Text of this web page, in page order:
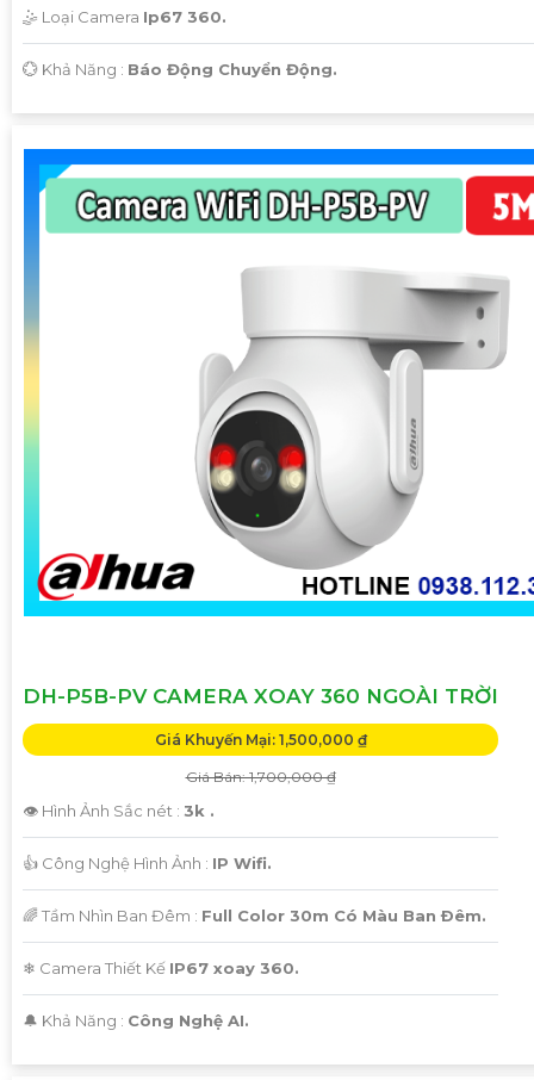
🤹 Loại Camera Ip67 360.
️💮 Khả Năng : Báo Động Chuyển Động.
DH-P5B-PV CAMERA XOAY 360 NGOÀI TRỜI
Giá Khuyến Mại: 1,500,000 ₫
Giá Bán: 1,700,000 ₫
👁 Hình Ảnh Sắc nét : 3k .
👍 Công Nghệ Hình Ảnh : IP Wifi.
🌈 Tầm Nhìn Ban Đêm : Full Color 30m Có Màu Ban Ðêm.
❄ Camera Thiết Kế IP67 xoay 360.
️🔔 Khả Năng : Công Nghệ AI.